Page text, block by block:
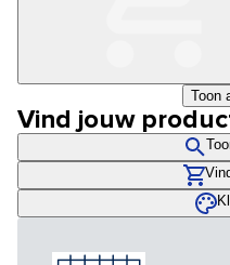
Toon
Vind jouw